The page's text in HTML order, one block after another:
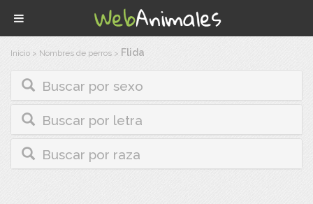
Inicio > Nombres de perros > Flida
Buscar por sexo
Buscar por letra
Buscar por raza